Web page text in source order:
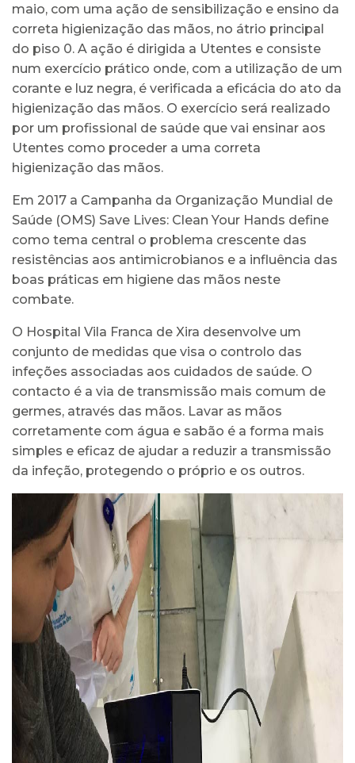
maio, com uma ação de sensibilização e ensino da
correta higienização das mãos, no átrio principal
do piso 0. A ação é dirigida a Utentes e consiste
num exercício prático onde, com a utilização de um
corante e luz negra, é verificada a eficácia do ato da
higienização das mãos. O exercício será realizado
por um profissional de saúde que vai ensinar aos
Utentes como proceder a uma correta
higienização das mãos.
Em 2017 a Campanha da Organização Mundial de
Saúde (OMS) Save Lives: Clean Your Hands define
como tema central o problema crescente das
resistências aos antimicrobianos e a influência das
boas práticas em higiene das mãos neste
combate.
O Hospital Vila Franca de Xira desenvolve um
conjunto de medidas que visa o controlo das
infeções associadas aos cuidados de saúde. O
contacto é a via de transmissão mais comum de
germes, através das mãos. Lavar as mãos
corretamente com água e sabão é a forma mais
simples e eficaz de ajudar a reduzir a transmissão
da infeção, protegendo o próprio e os outros.